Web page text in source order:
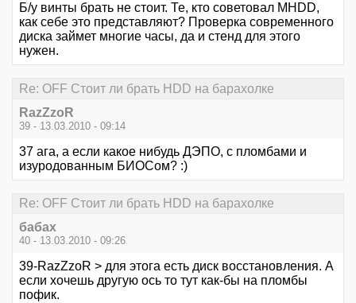
Б/у винты брать не стоит. Те, кто советовал MHDD,
как себе это представляют? Проверка современного
диска займет многие часы, да и стенд для этого
нужен.
Re: OFF Стоит ли брать HDD на барахолке
RazZzoR
39 - 13.03.2010 - 09:14
37 ага, а если какое нибудь ДЭПО, с пломбами и
изуродованным БИОСом? :)
Re: OFF Стоит ли брать HDD на барахолке
бабах
40 - 13.03.2010 - 09:26
39-RazZzoR > для этога есть диск восстановления. А
если хочешь другую ось то тут как-бы на пломбы
пофик.